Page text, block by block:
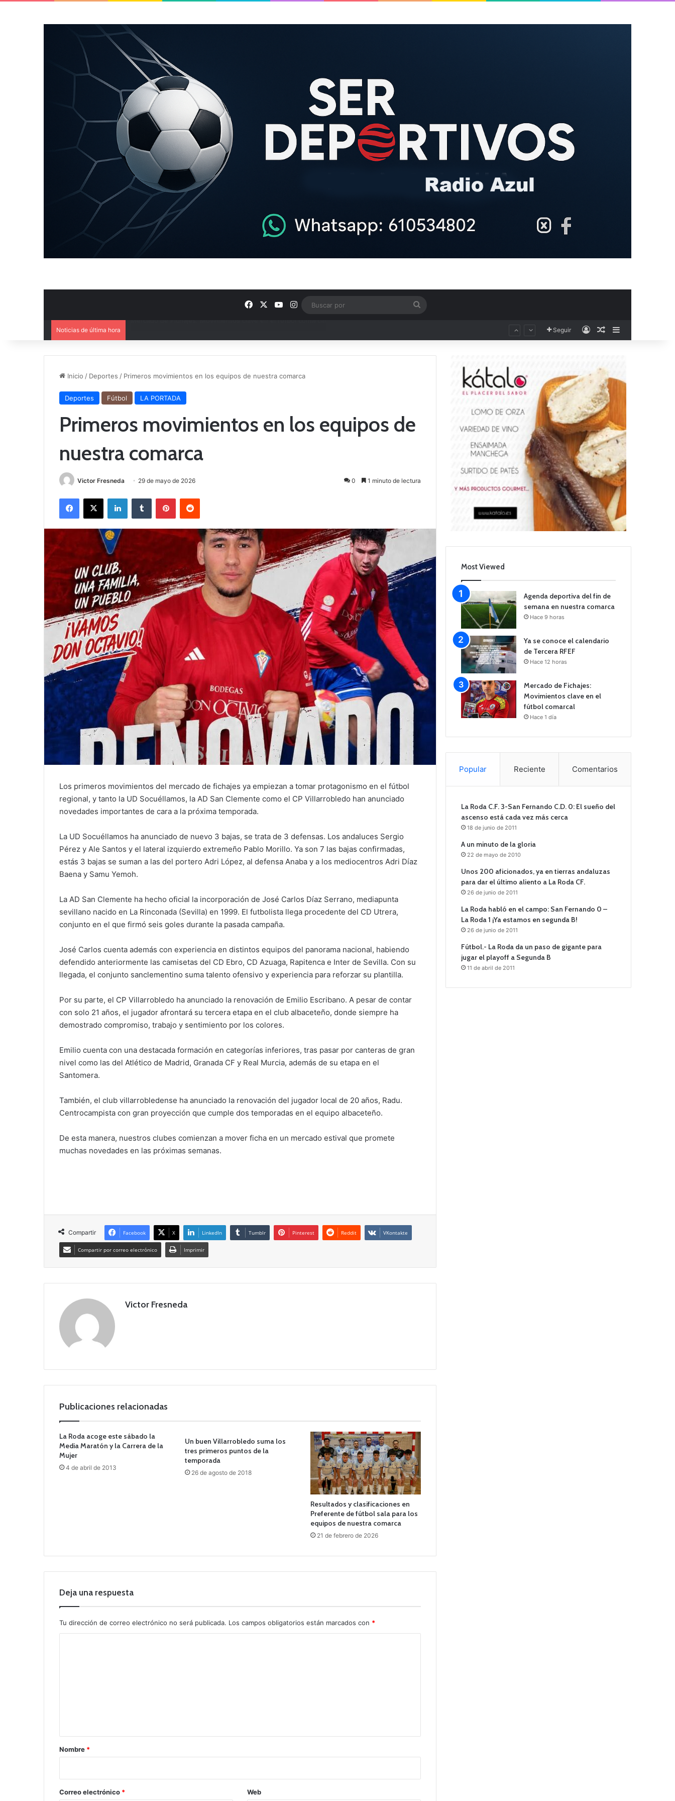
FacebookYouTube
Instagram
Noticias de última hora Seguir AccesoPublicación al
Inicio / Deportes / Primeros movimientos en los equipos de nuestra comarca
Deportes Fútbol LA PORTADA
Primeros movimientos en los equipos de
nuestra comarca
Victor Fresneda 29 de mayo de 2026 0 1 minuto de lectura
Los primeros movimientos del mercado de fichajes ya empiezan a tomar protagonismo en el fútbol
regional, y tanto la UD Socuéllamos, la AD San Clemente como el CP Villarrobledo han anunciado
novedades importantes de cara a la próxima temporada.
La UD Socuéllamos ha anunciado de nuevo 3 bajas, se trata de 3 defensas. Los andaluces Sergio
Pérez y Ale Santos y el lateral izquierdo extremeño Pablo Morillo. Ya son 7 las bajas confirmadas,
estás 3 bajas se suman a las del portero Adri López, al defensa Anaba y a los mediocentros Adri Díaz
Baena y Samu Yemoh.
La AD San Clemente ha hecho oficial la incorporación de José Carlos Díaz Serrano, mediapunta
sevillano nacido en La Rinconada (Sevilla) en 1999. El futbolista llega procedente del CD Utrera,
conjunto en el que firmó seis goles durante la pasada campaña.
José Carlos cuenta además con experiencia en distintos equipos del panorama nacional, habiendo
defendido anteriormente las camisetas del CD Ebro, CD Azuaga, Rapitenca e Inter de Sevilla. Con su
llegada, el conjunto sanclementino suma talento ofensivo y experiencia para reforzar su plantilla.
Por su parte, el CP Villarrobledo ha anunciado la renovación de Emilio Escribano. A pesar de contar
con solo 21 años, el jugador afrontará su tercera etapa en el club albaceteño, donde siempre ha
demostrado compromiso, trabajo y sentimiento por los colores.
Emilio cuenta con una destacada formación en categorías inferiores, tras pasar por canteras de gran
nivel como las del Atlético de Madrid, Granada CF y Real Murcia, además de su etapa en el
Santomera.
También, el club villarrobledense ha anunciado la renovación del jugador local de 20 años, Radu.
Centrocampista con gran proyección que cumple dos temporadas en el equipo albaceteño.
De esta manera, nuestros clubes comienzan a mover ficha en un mercado estival que promete
muchas novedades en las próximas semanas.
Compartir Facebook X LinkedIn Tumblr Pinterest Reddit VKontakte
Compartir por correo electrónico Imprimir
Victor Fresneda
Publicaciones relacionadas
La Roda acoge este sábado la
Media Maratón y la Carrera de la
Mujer
4 de abril de 2013
Un buen Villarrobledo suma los
tres primeros puntos de la
temporada
26 de agosto de 2018
Resultados y clasificaciones en
Preferente de fútbol sala para los
equipos de nuestra comarca
21 de febrero de 2026
Deja una respuesta
Tu dirección de correo electrónico no será publicada. Los campos obligatorios están marcados con *
r
*
Nombre *
Correo electrónico * Web
Most Viewed
Agenda deportiva del fin de
semana en nuestra comarca
Hace 9 horas
Ya se conoce el calendario
de Tercera RFEF
Hace 12 horas
Mercado de Fichajes:
Movimientos clave en el
fútbol comarcal
Hace 1 día
Popular Reciente Comentarios
La Roda C.F. 3-San Fernando C.D. 0: El sueño del
ascenso está cada vez más cerca
18 de junio de 2011
A un minuto de la gloria
22 de mayo de 2010
Unos 200 aficionados, ya en tierras andaluzas
para dar el último aliento a La Roda CF.
26 de junio de 2011
La Roda habló en el campo: San Fernando 0 –
La Roda 1 ¡Ya estamos en segunda B!
26 de junio de 2011
Fútbol.- La Roda da un paso de gigante para
jugar el playoff a Segunda B
11 de abril de 2011